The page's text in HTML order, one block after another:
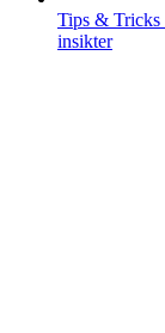
Tips & Tricks
insikter